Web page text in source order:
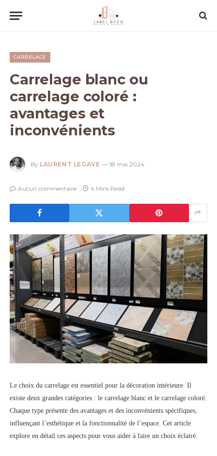
CARRELAGE
Carrelage blanc ou
carrelage coloré :
avantages et
inconvénients
By LAURENT LEGAVE 18 mai 2024
Aucun commentaire 4 Mins Read
Le choix du carrelage est essentiel pour la décoration intérieure. Il
existe deux grandes catégories : le carrelage blanc et le carrelage coloré.
Chaque type présente des avantages et des inconvénients spécifiques,
influençant l’esthétique et la fonctionnalité de l’espace. Cet article
explore en détail ces aspects pour vous aider à faire un choix éclairé.